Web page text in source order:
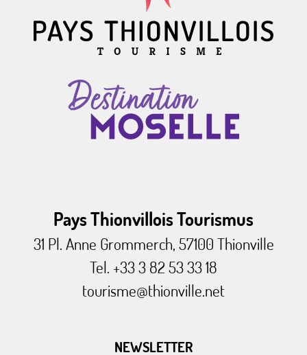
Pays Thionvillois Tourismus
31 Pl. Anne Grommerch, 57100 Thionville
Tel. +33 3 82 53 33 18
tourisme@thionville.net
NEWSLETTER